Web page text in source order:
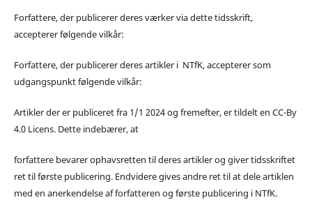
Forfattere, der publicerer deres værker via dette tidsskrift,
accepterer følgende vilkår:
Forfattere, der publicerer deres artikler i NTfK, accepterer som
udgangspunkt følgende vilkår:
Artikler der er publiceret fra 1/1 2024 og fremefter, er tildelt en CC-By
4.0 Licens. Dette indebærer, at
forfattere bevarer ophavsretten til deres artikler og giver tidsskriftet
ret til første publicering. Endvidere gives andre ret til at dele artiklen
med en anerkendelse af forfatteren og første publicering i NTfK.